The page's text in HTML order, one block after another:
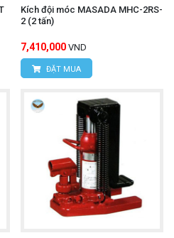
Kích đội móc MASADA MHC-2RS-
2 (2 tấn)
7,410,000 VND
ĐẶT MUA